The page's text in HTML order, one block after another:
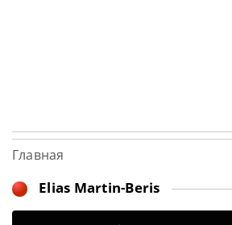
Главная
Elias Martin-Beris